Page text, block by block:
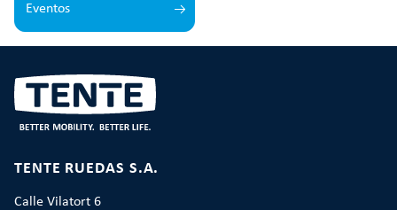
Eventos
TENTE RUEDAS S.A.
Calle Vilatort 6